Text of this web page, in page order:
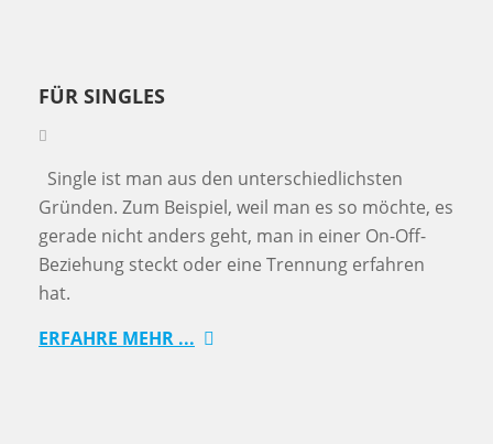
FÜR SINGLES
Single ist man aus den unterschiedlichsten
Gründen. Zum Beispiel, weil man es so möchte, es
gerade nicht anders geht, man in einer On-Off-
Beziehung steckt oder eine Trennung erfahren
hat.
ERFAHRE MEHR ...